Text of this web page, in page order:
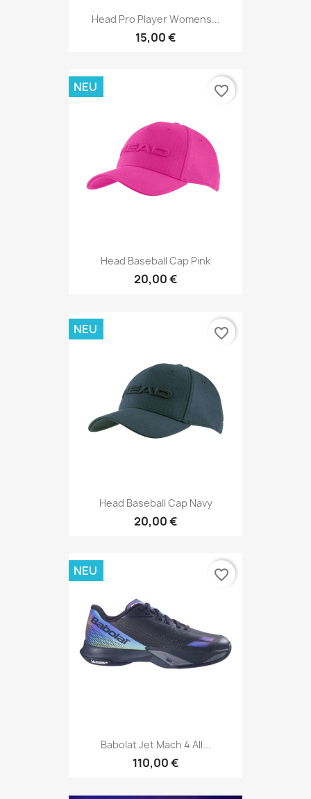
Head Pro Player Womens...
15,00 €
Head Baseball Cap Pink
20,00 €
NEU favorite_border
Head Baseball Cap Navy
20,00 €
NEU favorite_border
Babolat Jet Mach 4 All...
110,00 €
NEU favorite_border